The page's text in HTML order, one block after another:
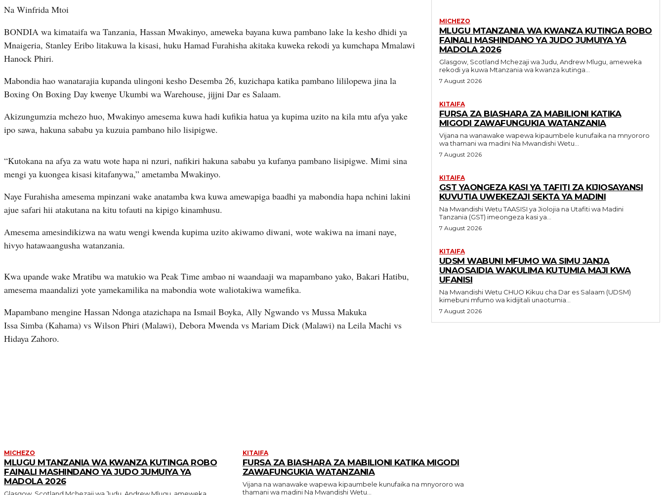
Na Winfrida Mtoi
BONDIA wa kimataifa wa Tanzania, Hassan Mwakinyo, ameweka bayana kuwa pambano lake la kesho dhidi ya
Mnaigeria, Stanley Eribo litakuwa la kisasi, huku Hamad Furahisha akitaka kuweka rekodi ya kumchapa Mmalawi
Hanock Phiri.
Mabondia hao wanatarajia kupanda ulingoni kesho Desemba 26, kuzichapa katika pambano lililopewa jina la
Boxing On Boxing Day kwenye Ukumbi wa Warehouse, jijjni Dar es Salaam.
Akizungumzia mchezo huo, Mwakinyo amesema kuwa hadi kufikia hatua ya kupima uzito na kila mtu afya yake
ipo sawa, hakuna sababu ya kuzuia pambano hilo lisipigwe.
“Kutokana na afya za watu wote hapa ni nzuri, nafikiri hakuna sababu ya kufanya pambano lisipigwe. Mimi sina
mengi ya kuongea kisasi kitafanywa,” ametamba Mwakinyo.
Naye Furahisha amesema mpinzani wake anatamba kwa kuwa amewapiga baadhi ya mabondia hapa nchini lakini
ajue safari hii atakutana na kitu tofauti na kipigo kinamhusu.
Amesema amesindikizwa na watu wengi kwenda kupima uzito akiwamo diwani, wote wakiwa na imani naye,
hivyo hatawaangusha watanzania.
Kwa upande wake Mratibu wa matukio wa Peak Time ambao ni waandaaji wa mapambano yako, Bakari Hatibu,
amesema maandalizi yote yamekamilika na mabondia wote waliotakiwa wamefika.
Mapambano mengine Hassan Ndonga atazichapa na Ismail Boyka, Ally Ngwando vs Mussa Makuka
Issa Simba (Kahama) vs Wilson Phiri (Malawi), Debora Mwenda vs Mariam Dick (Malawi) na Leila Machi vs
Hidaya Zahoro.
MICHEZO
MLUGU MTANZANIA WA KWANZA KUTINGA ROBO
FAINALI MASHINDANO YA JUDO JUMUIYA YA
MADOLA 2026
Glasgow, Scotland Mchezaji wa Judu, Andrew Mlugu, ameweka
rekodi ya kuwa Mtanzania wa kwanza kutinga...
7 August 2026
KITAIFA
FURSA ZA BIASHARA ZA MABILIONI KATIKA
MIGODI ZAWAFUNGUKIA WATANZANIA
Vijana na wanawake wapewa kipaumbele kunufaika na mnyororo
wa thamani wa madini Na Mwandishi Wetu...
7 August 2026
KITAIFA
GST YAONGEZA KASI YA TAFITI ZA KIJIOSAYANSI
KUVUTIA UWEKEZAJI SEKTA YA MADINI
Na Mwandishi Wetu TAASISI ya Jiolojia na Utafiti wa Madini
Tanzania (GST) imeongeza kasi ya...
7 August 2026
KITAIFA
UDSM WABUNI MFUMO WA SIMU JANJA
UNAOSAIDIA WAKULIMA KUTUMIA MAJI KWA
UFANISI
Na Mwandishi Wetu CHUO Kikuu cha Dar es Salaam (UDSM)
kimebuni mfumo wa kidijitali unaotumia...
7 August 2026
MICHEZO
MLUGU MTANZANIA WA KWANZA KUTINGA ROBO
FAINALI MASHINDANO YA JUDO JUMUIYA YA
MADOLA 2026
KITAIFA
FURSA ZA BIASHARA ZA MABILIONI KATIKA MIGODI
ZAWAFUNGUKIA WATANZANIA
Vijana na wanawake wapewa kipaumbele kunufaika na mnyororo wa
thamani wa madini Na Mwandishi Wetu...